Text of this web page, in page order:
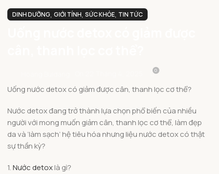
DINH DƯỠNG, GIỚI TÍNH, SỨC KHỎE, TIN TỨC
0
Uống nước detox có giảm được cân, thanh lọc cơ thể?
Nước detox đang trở thành lựa chọn phổ biến của nhiều
người với mong muốn giảm cân, thanh lọc cơ thể, làm đẹp
da và ‘làm sạch’ hệ tiêu hóa nhưng liệu nước detox có thật
sự thần kỳ?
1.Nước detoxlà gì?